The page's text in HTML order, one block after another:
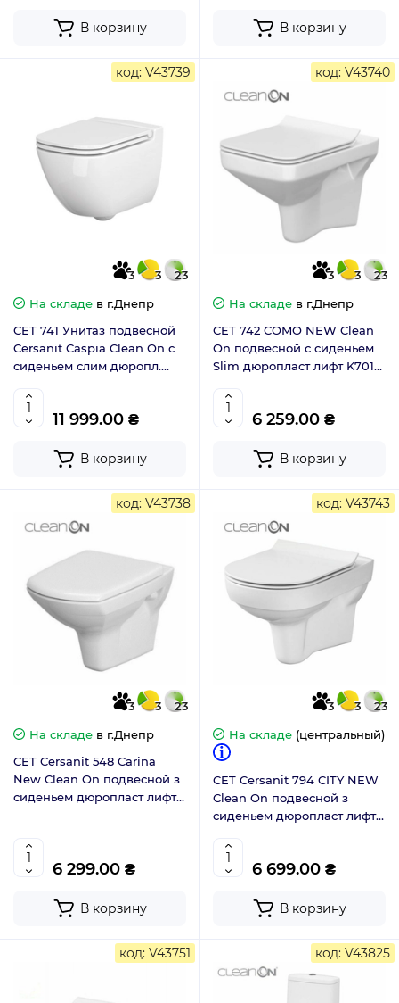
В корзину В корзину
код: V43739
3 3
23
На складе в г.Днепр
CET 741 Унитаз подвесной
Cersanit Caspia Clean On с
сиденьем слим дюропл.
11 999.00 ₴
В корзину
код: V43740
3 3
23
На складе в г.Днепр
CET 742 COMO NEW Clean
On подвесной с сиденьем
Slim дюропласт лифт K701-
6 259.00 ₴
В корзину
код: V43738
3 3
23
На складе в г.Днепр
CET Cersanit 548 Carina
New Clean On подвесной з
сиденьем дюропласт лифт
6 299.00 ₴
В корзину
код: V43743
3 3
23
На складе (центральный)
CET Cersanit 794 CITY NEW
Clean On подвесной з
сиденьем дюропласт лифт
6 699.00 ₴
В корзину
код: V43751 код: V43825